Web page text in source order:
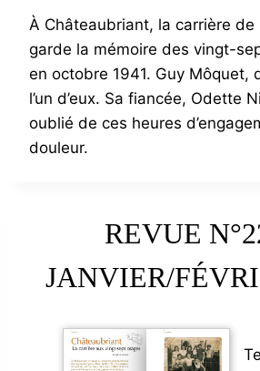
À Châteaubriant, la carrière de
garde la mémoire des vingt-
en octobre 1941. Guy Môquet,
l’un d’eux. Sa fiancée, Odette
oublié de ces heures
douleur.
REVUE
JANVIER/